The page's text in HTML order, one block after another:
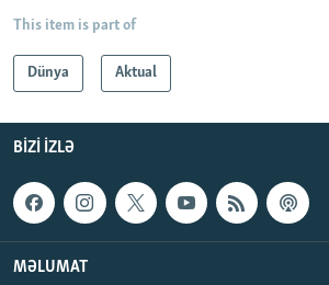
This item is part of
Dünya Aktual
BIZI IZLƏ
MƏLUMAT